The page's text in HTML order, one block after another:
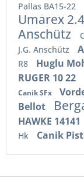
Pallas BA15-22
Umarex
Anschütz
J.G. Anschütz
R8
Huglu
RUGER 10 22
Canik SFx
Bellot
HAWKE 14141
Hk
Canik